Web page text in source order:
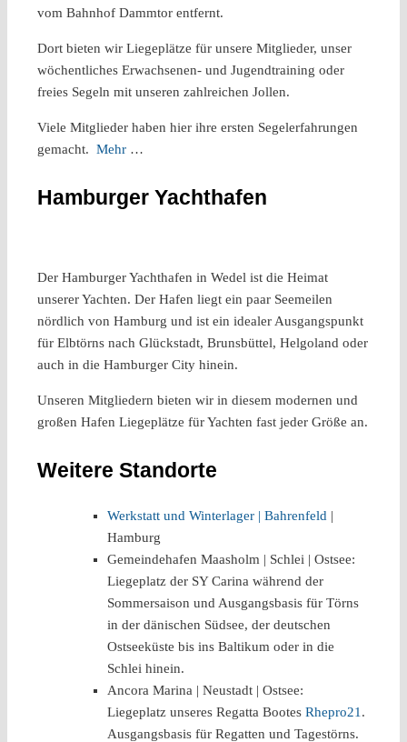
vom Bahnhof Dammtor entfernt.
Dort bieten wir Liegeplätze für unsere Mitglieder, unser
wöchentliches Erwachsenen- und Jugendtraining oder
freies Segeln mit unseren zahlreichen Jollen.
Viele Mitglieder haben hier ihre ersten Segelerfahrungen
gemacht. Mehr…
Hamburger Yachthafen
Der Hamburger Yachthafen in Wedel ist die Heimat
unserer Yachten. Der Hafen liegt ein paar Seemeilen
nördlich von Hamburg und ist ein idealer Ausgangspunkt
für Elbtörns nach Glückstadt, Brunsbüttel, Helgoland oder
auch in die Hamburger City hinein.
Unseren Mitgliedern bieten wir in diesem modernen und
großen Hafen Liegeplätze für Yachten fast jeder Größe an.
Weitere Standorte
Werkstatt und Winterlager | Bahrenfeld |
Hamburg
Gemeindehafen Maasholm | Schlei | Ostsee:
Liegeplatz der SY Carina während der
Sommersaison und Ausgangsbasis für Törns
in der dänischen Südsee, der deutschen
Ostseeküste bis ins Baltikum oder in die
Schlei hinein.
Ancora Marina | Neustadt | Ostsee:
Liegeplatz unseres Regatta BootesRhepro21 .
Ausgangsbasis für Regatten und Tagestörns.